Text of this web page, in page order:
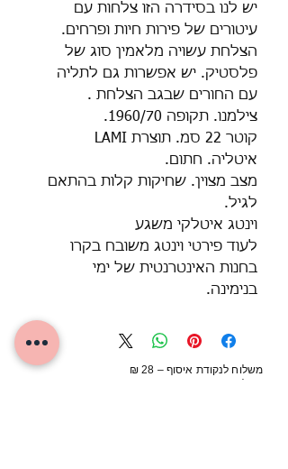
יש לנו בסידרה הזו צלחות עם
עיטורים של פירות חיות ופרחים.
הצלחת עשויה מלאמין סוג של
פלסטיק. יש אפשרות גם לתליה
עם החורים שבגב הצלחת .
צילמנו. תקופה 1960/70.
קוטר 22 סמ. תוצרת LAMI
איטליה. חתום.
מצב מצוין. שחיקות קלות בהתאם
לגיל.
וינטג איטלקי משגע
לעוד פירטי וינטג משובח בקרו
בחנות האינטרנטית של ימי
בנימינה.
משלוח לנקודת איסוף – 28 ₪
משלוח עד הבית – 65 ₪